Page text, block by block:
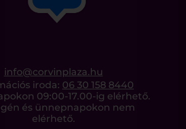
info@corvinplaza.hu
iroda: 06 30 158 8440
09:00-17.00-ig elérhető.
és ünnepnapokon nem
elérhető.